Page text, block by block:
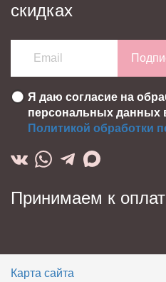
скидках
Я даю согласие на
персональных данных
Политикой обработки
Принимаем к
Карта сайта